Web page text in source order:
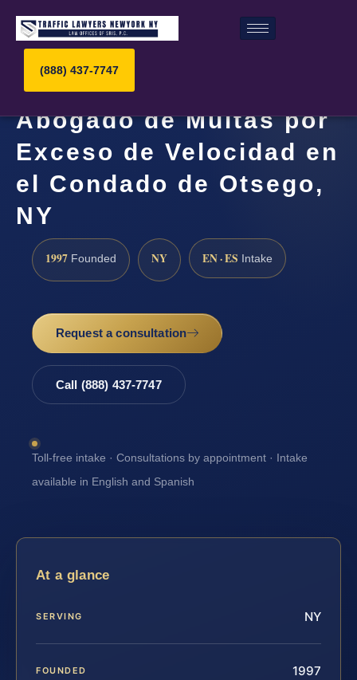
(888) 437-7747
Abogado de Multas por
Exceso de Velocidad en
el Condado de Otsego,
NY
1997 Founded NY EN · ES Intake
Request a consultation
Call (888) 437-7747
Toll-free intake · Consultations by appointment · Intake
available in English and Spanish
At a glance
SERVING NY
FOUNDED 1997